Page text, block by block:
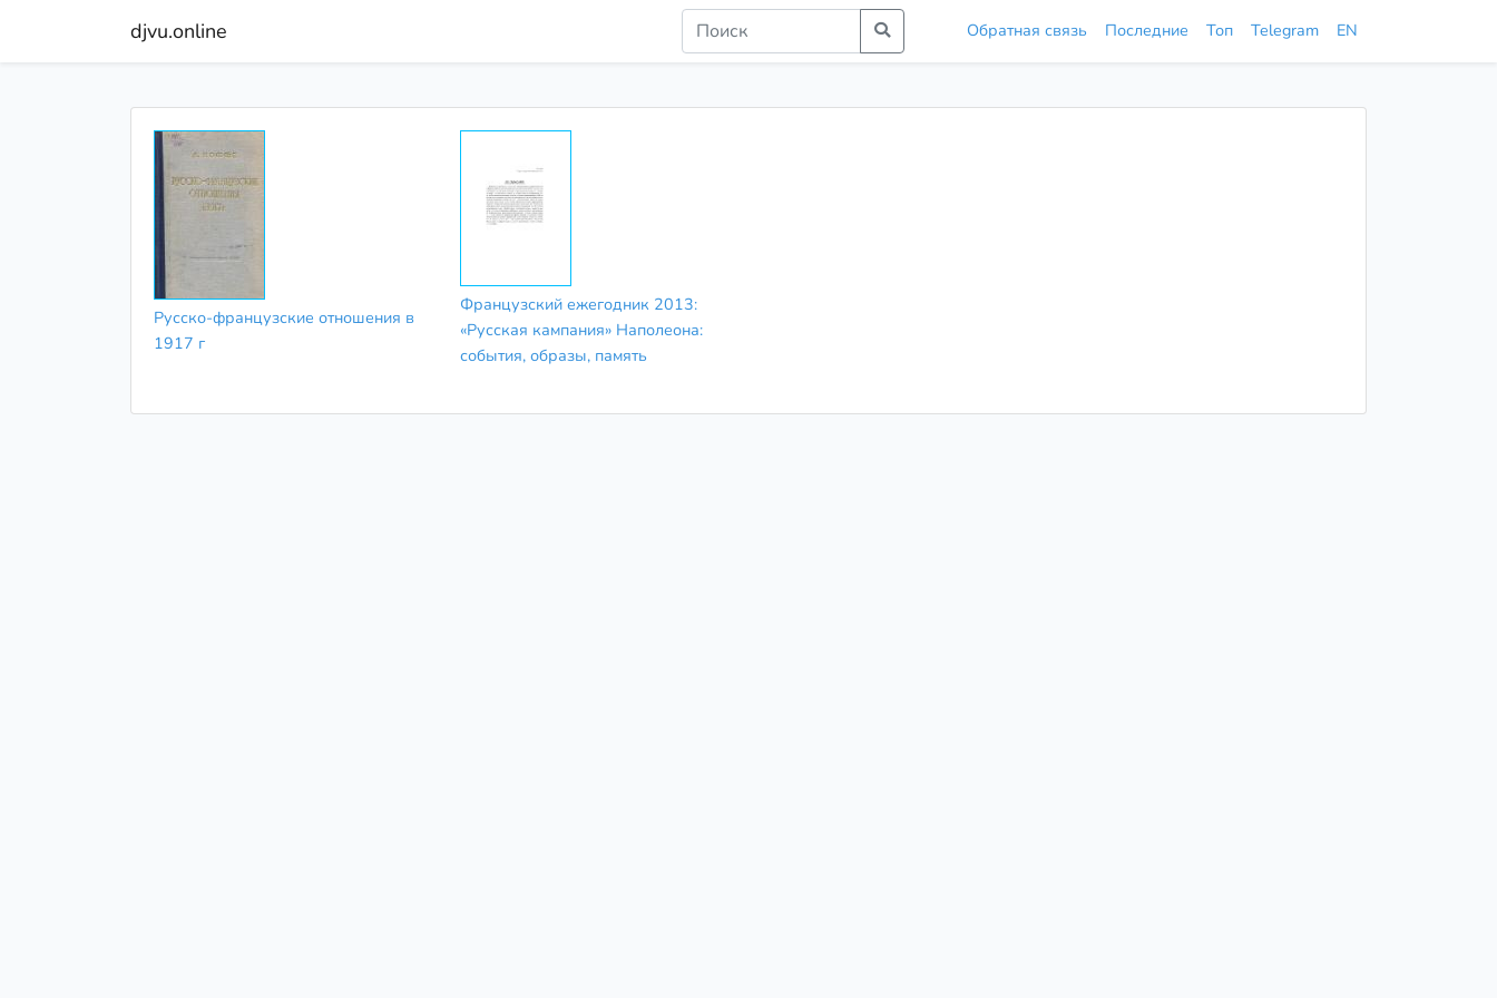
djvu.online Обратная связь Последние Топ Telegram EN
Русско-французские отношения в
1917 г
Французский ежегодник 2013:
«Русская кампания» Наполеона:
события, образы, память